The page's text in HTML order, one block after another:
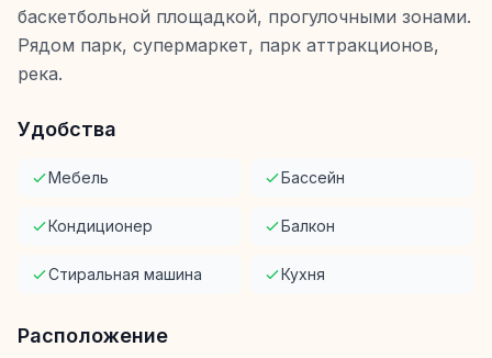
баскетбольной площадкой, прогулочными зонами.
Рядом парк, супермаркет, парк аттракционов,
река.
Удобства
Мебель Бассейн
Кондиционер Балкон
Стиральная машина Кухня
Расположение